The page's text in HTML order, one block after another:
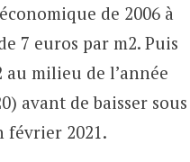
de 2006 à
7 euros par m2. Puis
milieu de l’année
avant de baisser sous
février 2021.